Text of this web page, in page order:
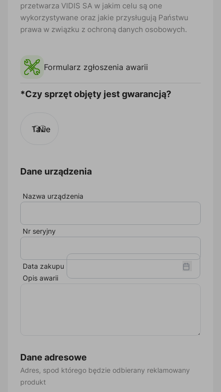
przetwarza VIDIS SA w jakim celu są one
wykorzystywane oraz jakie przysługują Państwu
prawa w związku z ochroną danych osobowych.
Formularz zgłoszenia awarii
*Czy sprzęt objęty jest gwarancją?
TakNie
Dane urządzenia
Nazwa urządzenia
Nr seryjny
Data zakupu
Opis awarii
Dane adresowe
Adres, spod którego będzie odbierany reklamowany
produkt